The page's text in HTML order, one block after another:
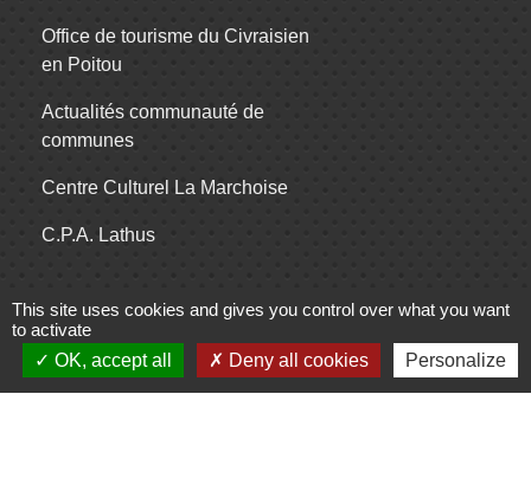
Office de tourisme du Civraisien
en Poitou
Actualités communauté de
communes
Centre Culturel La Marchoise
C.P.A. Lathus
Jumelages
Comité de jumelage de Gençay et sa
This site uses cookies and gives you control over what you want
to activate
OK, accept all
Deny all cookies Personalize